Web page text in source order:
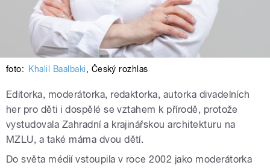
foto: Khalil Baalbaki, Český rozhlas
Editorka, moderátorka, redaktorka, autorka divadelních
her pro děti i dospělé se vztahem k přírodě, protože
vystudovala Zahradní a krajinářskou architekturu na
MZLU, a také máma dvou dětí.
Do světa médií vstoupila v roce 2002 jako moderátorka